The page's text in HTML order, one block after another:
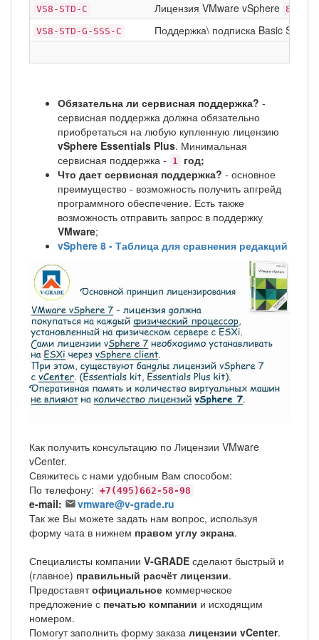
VS8-STD-C Лицензия VMware vSphere 8
VS8-STD-G-SSS-C Поддержка\ подписка Basic
Обязательна ли сервисная поддержка? -
сервисная поддержка должна обязательно
приобретаться на любую купленную лицензию
vSphere Essentials Plus. Минимальная
сервисная поддержка -
1 год;
Что дает сервисная поддержка? - основное
преимущество - возможность получить апгрейд
программного обеспечение. Есть также
возможность отправить запрос в поддержку
VMware;
vSphere 8 - Таблица для сравнения редакций
Как получить консультацию по Лицензии VMware
vCenter.
Свяжитесь с нами удобным Вам способом:
По телефону: +7(495)662-58-98
e-mail:
vmware@v-grade.ru
Так же Вы можете задать нам вопрос, используя
форму чата в нижнем правом углу экрана.
Специалисты компании V-GRADE сделают быстрый и
(главное) правильный расчёт лицензии.
Предоставятофициальное коммерческое
предложение с печатью компании и исходящим
номером.
Помогут заполнить форму заказа лицензии vCenter.